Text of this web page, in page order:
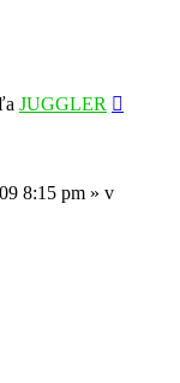
JUGGLER
8:15 pm » v